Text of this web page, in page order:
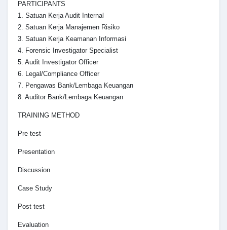
PARTICIPANTS
1. Satuan Kerja Audit Internal
2. Satuan Kerja Manajemen Risiko
3. Satuan Kerja Keamanan Informasi
4. Forensic Investigator Specialist
5. Audit Investigator Officer
6. Legal/Compliance Officer
7. Pengawas Bank/Lembaga Keuangan
8. Auditor Bank/Lembaga Keuangan
TRAINING METHOD
Pre test
Presentation
Discussion
Case Study
Post test
Evaluation